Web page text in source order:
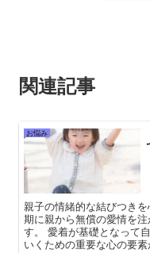
関連記事
お悩み
親子の情緒的な結びつき
期に親から無償の愛情を
す。 愛着が基礎となって
いくための重要な心の要